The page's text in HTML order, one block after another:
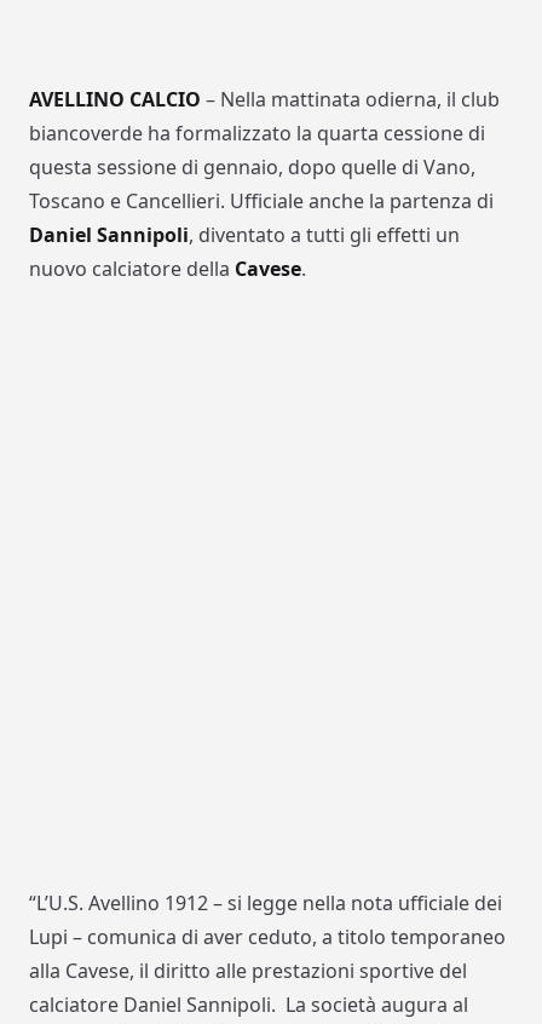
AVELLINO CALCIO – Nella mattinata odierna, il club
biancoverde ha formalizzato la quarta cessione di
questa sessione di gennaio, dopo quelle di Vano,
Toscano e Cancellieri. Ufficiale anche la partenza di
Daniel Sannipoli, diventato a tutti gli effetti un
nuovo calciatore della Cavese.
“L’U.S. Avellino 1912 – si legge nella nota ufficiale dei
Lupi – comunica di aver ceduto, a titolo temporaneo
alla Cavese, il diritto alle prestazioni sportive del
calciatore Daniel Sannipoli. La società augura al